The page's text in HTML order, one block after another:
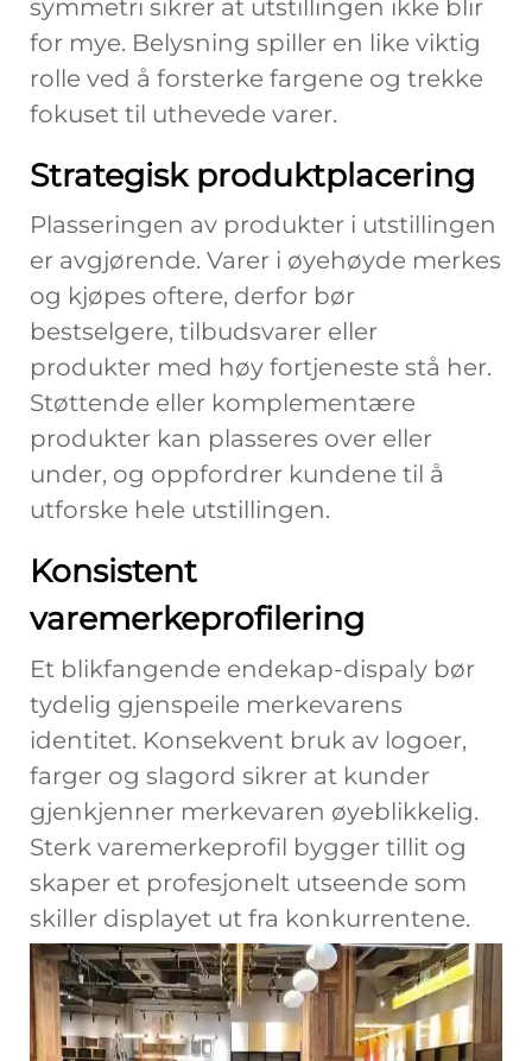
symmetri sikrer at utstillingen ikke blir
for mye. Belysning spiller en like viktig
rolle ved å forsterke fargene og trekke
fokuset til uthevede varer.
Strategisk produktplacering
Plasseringen av produkter i utstillingen
er avgjørende. Varer i øyehøyde merkes
og kjøpes oftere, derfor bør
bestselgere, tilbudsvarer eller
produkter med høy fortjeneste stå her.
Støttende eller komplementære
produkter kan plasseres over eller
under, og oppfordrer kundene til å
utforske hele utstillingen.
Konsistent
varemerkeprofilering
Et blikfangende endekap-dispaly bør
tydelig gjenspeile merkevarens
identitet. Konsekvent bruk av logoer,
farger og slagord sikrer at kunder
gjenkjenner merkevaren øyeblikkelig.
Sterk varemerkeprofil bygger tillit og
skaper et profesjonelt utseende som
skiller displayet ut fra konkurrentene.